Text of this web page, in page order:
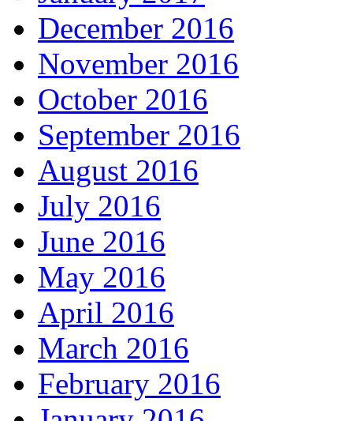
December 2016
November 2016
October 2016
September 2016
August 2016
July 2016
June 2016
May 2016
April 2016
March 2016
February 2016